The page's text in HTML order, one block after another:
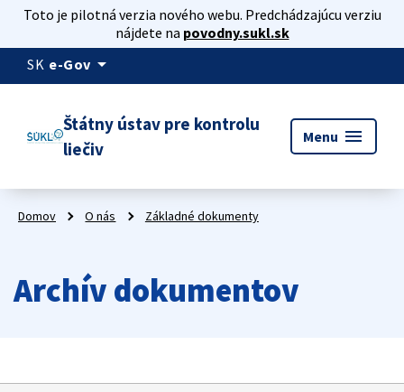
Toto je pilotná verzia nového webu. Predchádzajúcu verziu
nájdete na povodny.sukl.sk
SK e-Gov arrow_drop_down
Štátny ústav pre kontrolu
liečiv
Menu menu
Domov O nás Základné dokumenty
Archív dokumentov